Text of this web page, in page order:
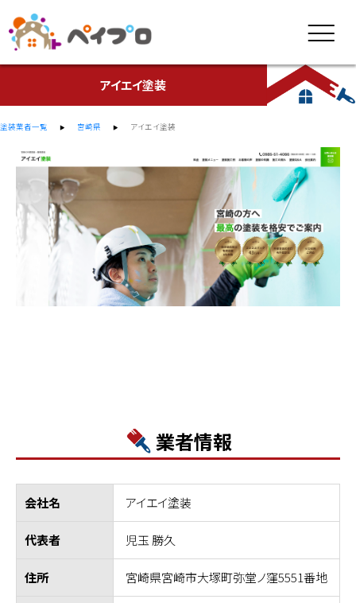
アイエイ塗装
塗装業者一覧 宮崎県 アイエイ塗装
業者情報
会社名 アイエイ塗装
代表者 児玉 勝久
住所 宮崎県宮崎市大塚町弥堂ノ窪5551番地